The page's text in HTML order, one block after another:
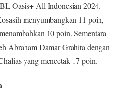
Oasis+ All Indonesian 2024.
menyumbangkan 11 poin,
10 poin. Sementara
Abraham Damar Grahita dengan
yang mencetak 17 poin.